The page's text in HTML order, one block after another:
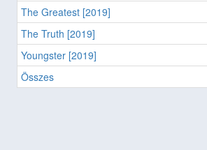
The Greatest [2019]
The Truth [2019]
Youngster [2019]
Összes